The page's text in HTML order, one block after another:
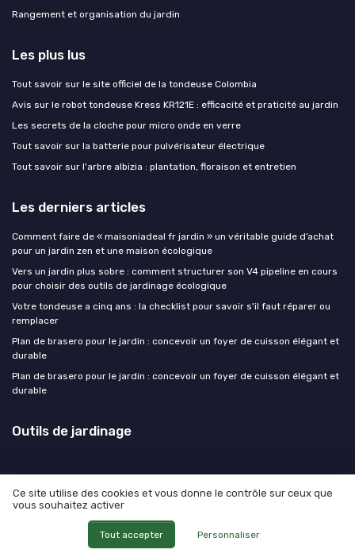
Rangement et organisation du jardin
Les plus lus
Tout savoir sur le site officiel de la tondeuse Colombia
Avis sur le robot tondeuse Kress KR121E : efficacité et praticité au jardin
Les secrets de la cloche pour micro onde en verre
Tout savoir sur la batterie pour pulvérisateur électrique
Tout savoir sur l'arbre albizia : plantation, floraison et entretien
Les derniers articles
Comment faire de « maisoniadeal fr jardin » un véritable guide d’achat
pour un jardin zen et une maison écologique
Vers un jardin plus sobre : comment structurer son V4 pipeline en cours
pour choisir des outils de jardinage écologique
Votre tondeuse a cinq ans : la checklist pour savoir s'il faut réparer ou
remplacer
Plan de brasero pour le jardin : concevoir un foyer de cuisson élégant et
durable
Plan de brasero pour le jardin : concevoir un foyer de cuisson élégant et
durable
Outils de jardinage
Mentions légales
© Outils de jardinage 2026
Ce site utilise des cookies et vous donne le contrôle sur ceux que
vous souhaitez activer
Tout accepter Personnaliser